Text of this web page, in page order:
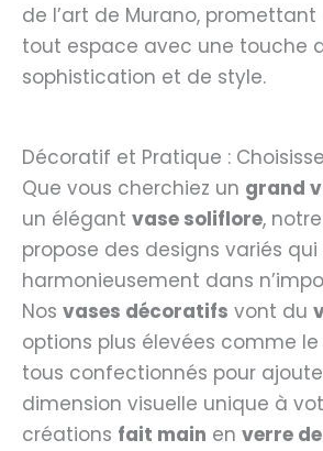
de l’art de Murano,
tout espace avec une touche
sophistication et de style.
Décoratif et Pratique :
Que vous cherchiez un grand
un élégant vase soliflore,
propose des designs variés qui
harmonieusement dans
Nos vases décoratifs vont du
options plus élevées comme le
tous confectionnés pour
dimension visuelle unique à
créations fait main en verre